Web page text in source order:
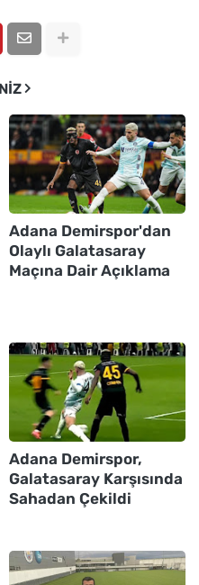
Adana Demirspor'dan
Olaylı Galatasaray
Maçına Dair Açıklama
Adana Demirspor,
Galatasaray Karşısında
Sahadan Çekildi